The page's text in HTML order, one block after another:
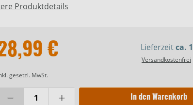
Produktdetails
€
gesetzl. MwSt.
Lieferzeitca.
Versandkostenfrei
In den Warenkorb